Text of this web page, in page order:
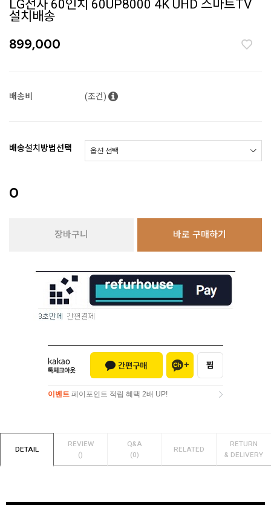
LG전자 60인치 60UP8000 4K UHD 스마트TV
설치배송
899,000
배송비 (조건)
배송설치방법선택
0
장바구니 바로 구매하기
이벤트 페이포인트 적립 혜택 2배 UP!
DETAIL
REVIEW
()
Q&A
(0)
RELATED
RETURN
& DELIVERY